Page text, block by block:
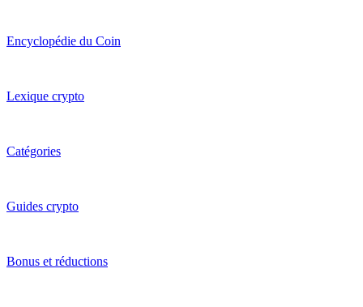
Encyclopédie du Coin
Lexique crypto
Catégories
Guides crypto
Bonus et réductions